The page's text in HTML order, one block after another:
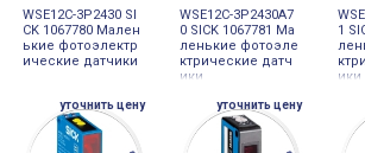
WSE12C-3P2430 SI
CK 1067780 Мален
ькие фотоэлектр
ические датчики
WSE12C-3P2430A7
0 SICK 1067781 Ма
ленькие фотоэле
ктрические датч
ики
1
ики
уточнить цену уточнить цену